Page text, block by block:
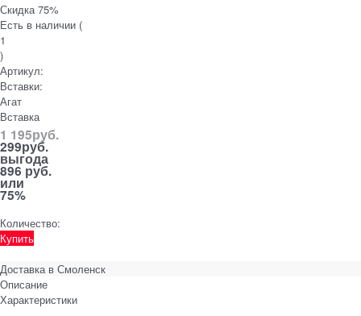
Скидка 75%
Есть в наличии (
1
)
Артикул:
Вставки:
Агат
Вставка
1 195руб.
299руб.
выгода
896 руб.
или
75%
Количество:
Купить
Доставка в Смоленск
Описание
Характеристики